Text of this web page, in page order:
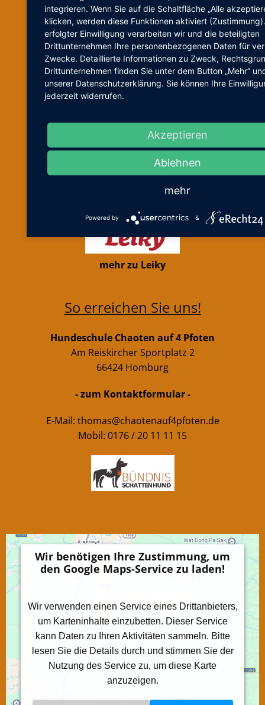
Ernährungsberatung
Physiotherapie
Tierheilpraktiker
Partner
Partner
Seminarpartner
Tierschutz
mehr zu Leiky
So erreichen Sie uns!
Hundeschule Chaoten auf 4 Pfoten
Am Reiskircher Sportplatz 2
66424 Homburg
- zum Kontaktformular -
E-Mail: thomas@chaotenauf4pfoten.de
Mobil: 0176 / 20 11 11 15
Wir benötigen Ihre Zustimmung, um
den Google Maps-Service zu laden!
Wir verwenden einen Service eines Drittanbieters,
um Karteninhalte einzubetten. Dieser Service
kann Daten zu Ihren Aktivitäten sammeln. Bitte
lesen Sie die Details durch und stimmen Sie der
Nutzung des Service zu, um diese Karte
anzuzeigen.
integrieren. Wenn Sie auf die Schaltfläche „Alle
klicken, werden diese Funktionen aktiviert
erfolgter Einwilligung verarbeiten wir und die beteiligten
Drittunternehmen Ihre personenbezogenen Daten für
Zwecke. Detaillierte Informationen zu Zweck,
Drittunternehmen finden Sie unter dem Button „Mehr“
unserer Datenschutzerklärung. Sie können Ihre
jederzeit widerrufen.
Akzeptieren
Ablehnen
mehr
Powered by &